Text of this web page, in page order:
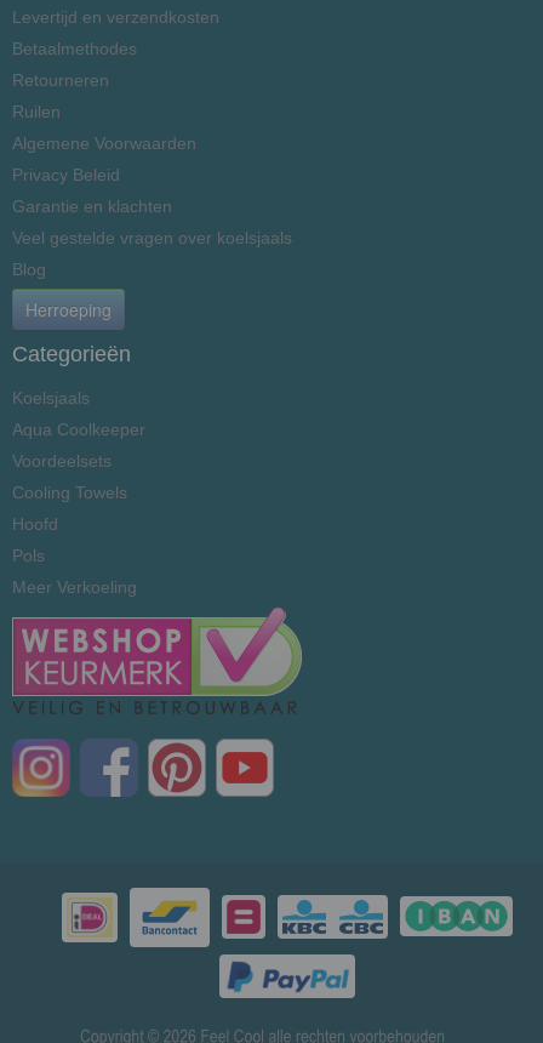
Levertijd en verzendkosten
Betaalmethodes
Retourneren
Ruilen
Algemene Voorwaarden
Privacy Beleid
Garantie en klachten
Veel gestelde vragen over koelsjaals
Blog
Herroeping
Categorieën
Koelsjaals
Aqua Coolkeeper
Voordeelsets
Cooling Towels
Hoofd
Pols
Meer Verkoeling
© 2026 www.mensenverkoeling.nl - Powered by